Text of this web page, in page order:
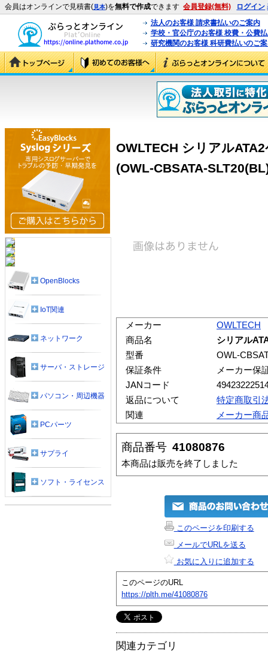
会員はオンラインで見積書(見本)を無料で作成できます 会員登録(無料) ログイン
法人のお客様 請求書払いのご案内
学校・官公庁のお客様 校費・公費
研究機関のお客様 科研費払いのご
OWLTECH シリアル
(OWL-CBSATA-
メーカー
OWLTECH
商品名
シリアル
型番
OWL-
保証条件
メーカー保
JANコード
返品について
特定商取引
関連
メーカー商
商品番号 41080876
本商品は販売を終了しました
このページを印刷する
メールでURLを送る
お気に入りに追加する
このページのURL
https://plth.me/41080876
関連カテゴリ
OpenBlocks
IoT関連
ネットワーク
サーバ・ストレージ
パソコン・周辺機器
PCパーツ
サプライ
ソフト・ライセンス